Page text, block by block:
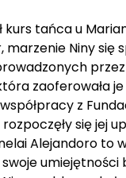
tańca u
Niny się
zaoferowała
z
się jej
Alejandoro